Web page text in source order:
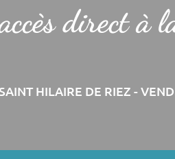
direct à
SAINT HILAIRE DE RIEZ -